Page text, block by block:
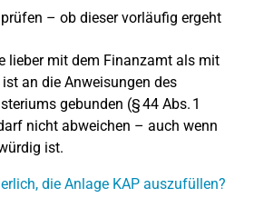
– ob dieser vorläufig ergeht
lieber mit dem Finanzamt als mit
an die Anweisungen des
gebunden (§ 44 Abs. 1
nicht abweichen – auch wenn
ist.
die Anlage KAP auszufüllen?